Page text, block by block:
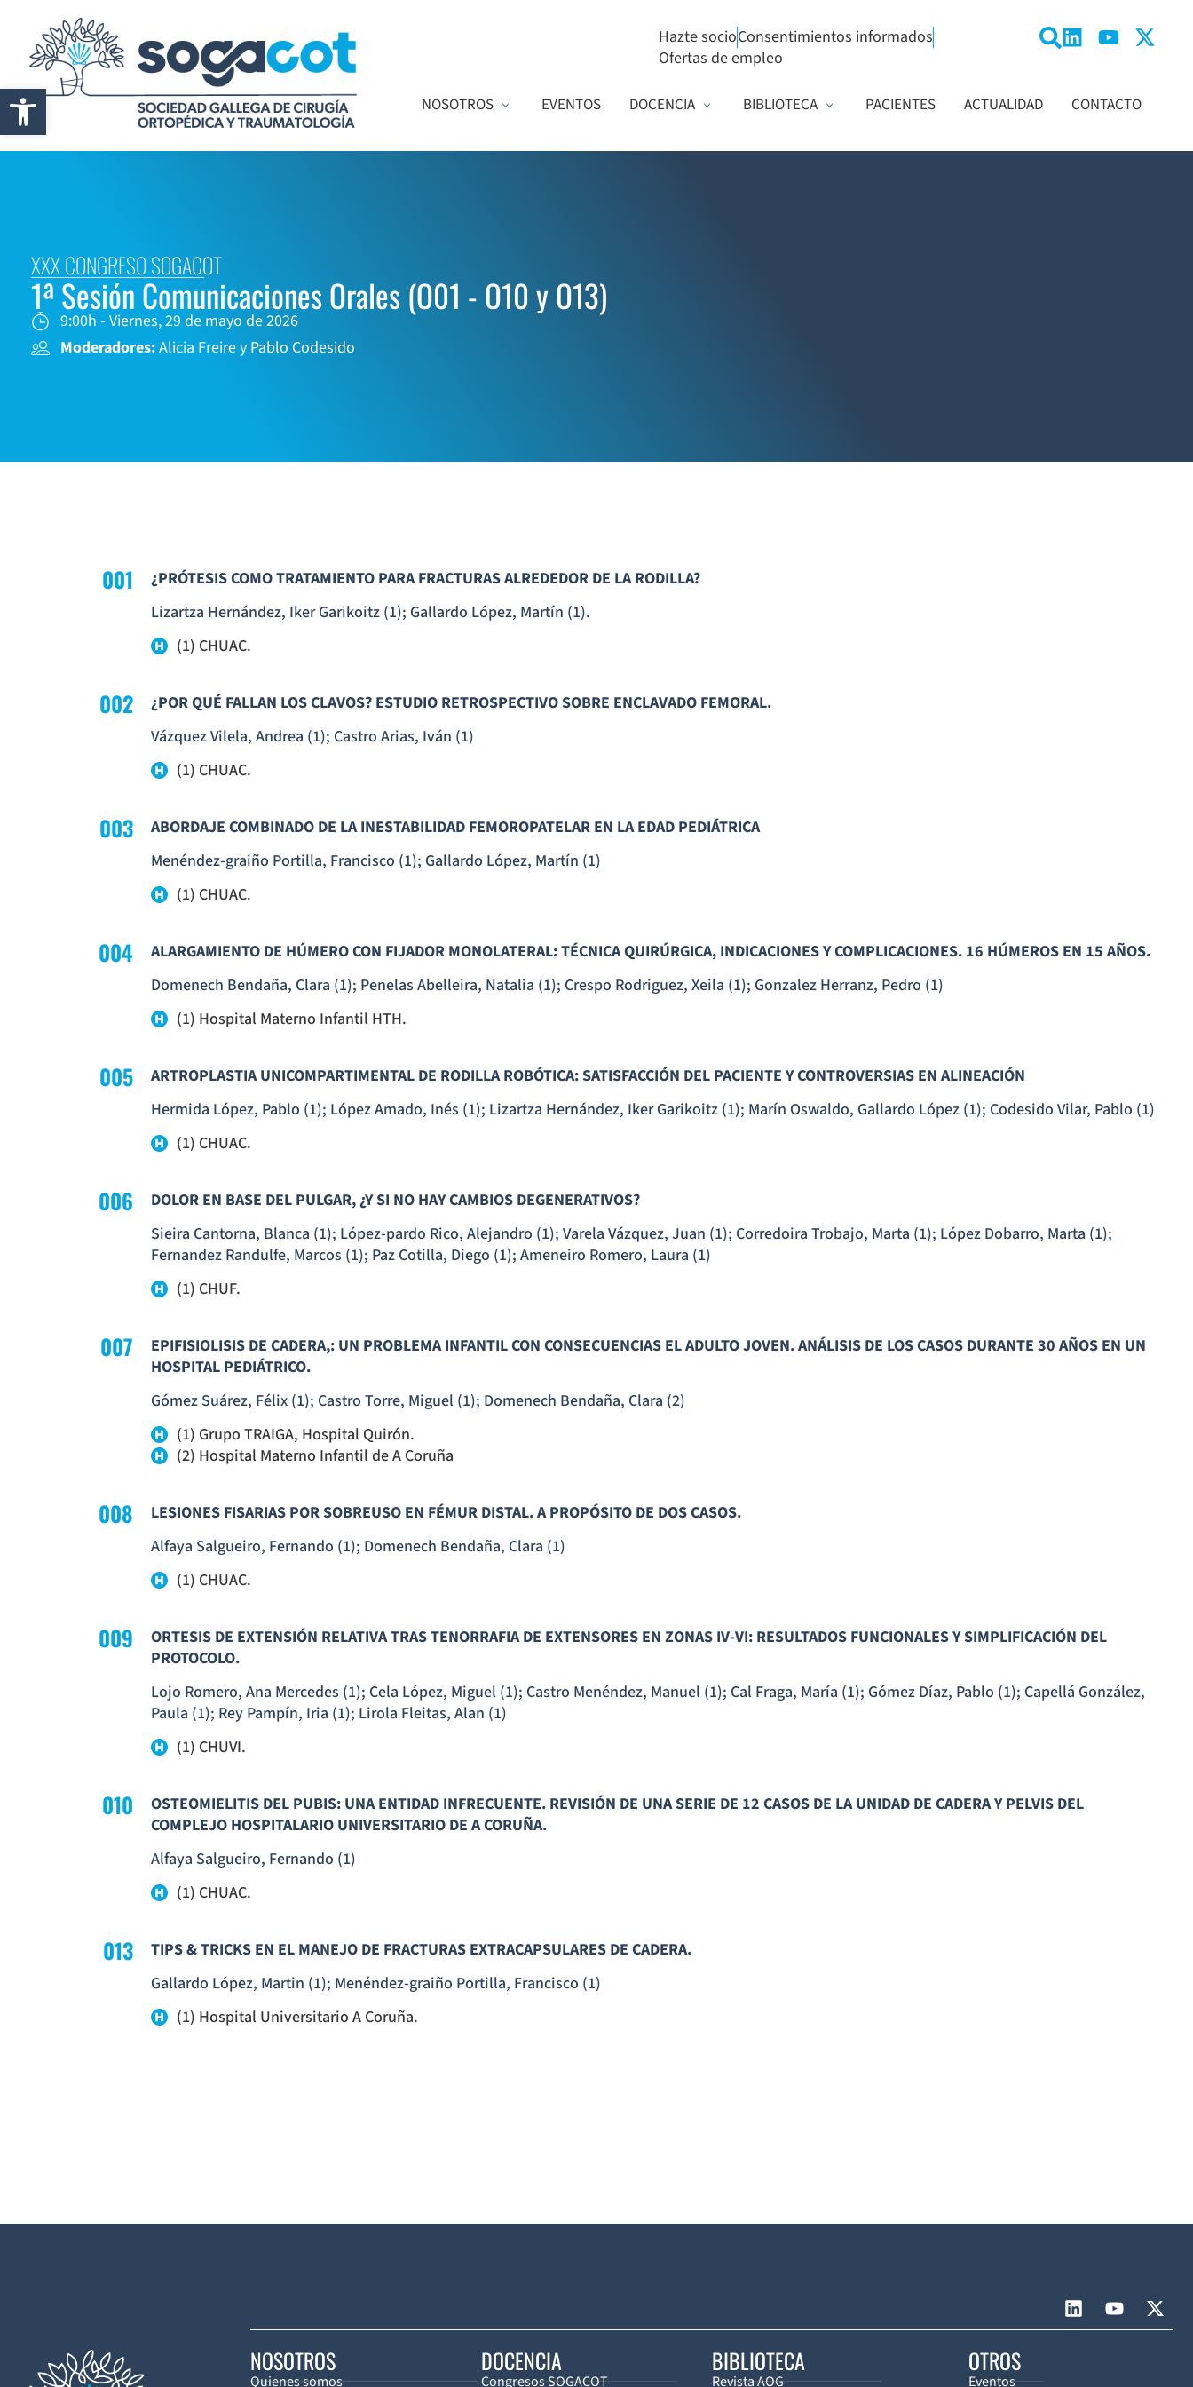
Abrir barra de herramientas
Hazte socioConsentimientos informados
Ofertas de empleo
NOSOTROS EVENTOS DOCENCIA BIBLIOTECA PACIENTES ACTUALIDAD CONTACTO
XXX CONGRESO SOGACOT
1ª Sesión Comunicaciones Orales (O01 - O10 y O13)
9:00h - Viernes, 29 de mayo de 2026
Moderadores:Alicia Freire y Pablo Codesido
001
¿PRÓTESIS COMO TRATAMIENTO PARA FRACTURAS ALREDEDOR DE LA RODILLA?
Lizartza Hernández, Iker Garikoitz (1); Gallardo López, Martín (1).
(1) CHUAC.
002
¿POR QUÉ FALLAN LOS CLAVOS? ESTUDIO RETROSPECTIVO SOBRE ENCLAVADO FEMORAL.
Vázquez Vilela, Andrea (1); Castro Arias, Iván (1)
(1) CHUAC.
003
ABORDAJE COMBINADO DE LA INESTABILIDAD FEMOROPATELAR EN LA EDAD PEDIÁTRICA
Menéndez-graiño Portilla, Francisco (1); Gallardo López, Martín (1)
(1) CHUAC.
004
ALARGAMIENTO DE HÚMERO CON FIJADOR MONOLATERAL: TÉCNICA QUIRÚRGICA, INDICACIONES Y COMPLICACIONES. 16 HÚMEROS EN 15 AÑOS.
Domenech Bendaña, Clara (1); Penelas Abelleira, Natalia (1); Crespo Rodriguez, Xeila (1); Gonzalez Herranz, Pedro (1)
(1) Hospital Materno Infantil HTH.
005
ARTROPLASTIA UNICOMPARTIMENTAL DE RODILLA ROBÓTICA: SATISFACCIÓN DEL PACIENTE Y CONTROVERSIAS EN ALINEACIÓN
Hermida López, Pablo (1); López Amado, Inés (1); Lizartza Hernández, Iker Garikoitz (1); Marín Oswaldo, Gallardo López (1); Codesido Vilar, Pablo (1)
(1) CHUAC.
006
DOLOR EN BASE DEL PULGAR, ¿Y SI NO HAY CAMBIOS DEGENERATIVOS?
Sieira Cantorna, Blanca (1); López-pardo Rico, Alejandro (1); Varela Vázquez, Juan (1); Corredoira Trobajo, Marta (1); López Dobarro, Marta (1);
Fernandez Randulfe, Marcos (1); Paz Cotilla, Diego (1); Ameneiro Romero, Laura (1)
(1) CHUF.
007
EPIFISIOLISIS DE CADERA,: UN PROBLEMA INFANTIL CON CONSECUENCIAS EL ADULTO JOVEN. ANÁLISIS DE LOS CASOS DURANTE 30 AÑOS EN UN
HOSPITAL PEDIÁTRICO.
Gómez Suárez, Félix (1); Castro Torre, Miguel (1); Domenech Bendaña, Clara (2)
(1) Grupo TRAIGA, Hospital Quirón.
(2) Hospital Materno Infantil de A Coruña
008
LESIONES FISARIAS POR SOBREUSO EN FÉMUR DISTAL. A PROPÓSITO DE DOS CASOS.
Alfaya Salgueiro, Fernando (1); Domenech Bendaña, Clara (1)
(1) CHUAC.
009
ORTESIS DE EXTENSIÓN RELATIVA TRAS TENORRAFIA DE EXTENSORES EN ZONAS IV-VI: RESULTADOS FUNCIONALES Y SIMPLIFICACIÓN DEL
PROTOCOLO.
Lojo Romero, Ana Mercedes (1); Cela López, Miguel (1); Castro Menéndez, Manuel (1); Cal Fraga, María (1); Gómez Díaz, Pablo (1); Capellá González,
Paula (1); Rey Pampín, Iria (1); Lirola Fleitas, Alan (1)
(1) CHUVI.
010
OSTEOMIELITIS DEL PUBIS: UNA ENTIDAD INFRECUENTE. REVISIÓN DE UNA SERIE DE 12 CASOS DE LA UNIDAD DE CADERA Y PELVIS DEL
COMPLEJO HOSPITALARIO UNIVERSITARIO DE A CORUÑA.
Alfaya Salgueiro, Fernando (1)
(1) CHUAC.
013
TIPS & TRICKS EN EL MANEJO DE FRACTURAS EXTRACAPSULARES DE CADERA.
Gallardo López, Martin (1); Menéndez-graiño Portilla, Francisco (1)
(1) Hospital Universitario A Coruña.
NOSOTROS
Quienes somos
DOCENCIA
Congresos SOGACOT
BIBLIOTECA
Revista AOG
OTROS
Eventos